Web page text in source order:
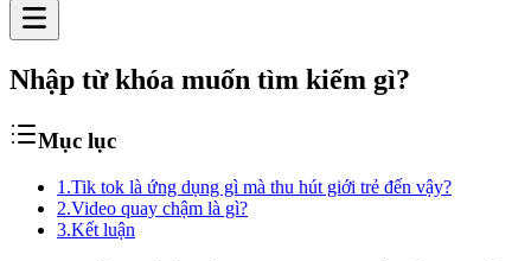
Nhập từ khóa muốn tìm kiếm gì?
Mục lục
1.Tik tok là ứng dụng gì mà thu hút giới trẻ đến vậy?
2.Video quay chậm là gì?
3.Kết luận